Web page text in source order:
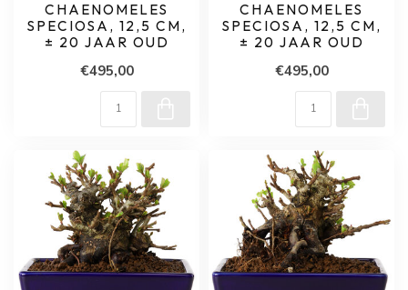
CHAENOMELES
SPECIOSA, 12,5 CM,
± 20 JAAR OUD
€495,00
CHAENOMELES
SPECIOSA, 12,5 CM,
± 20 JAAR OUD
€495,00